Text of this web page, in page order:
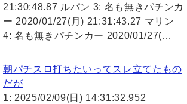
21:30:48.87 ルパン 3: 名も無きパチンカ
ー 2020/01/27(月) 21:31:43.27 マリン
4: 名も無きパチンカー 2020/01/27(…
朝パチスロ打ちたいってスレ立てたもの
だが
1: 2025/02/09(日) 14:31:32.952